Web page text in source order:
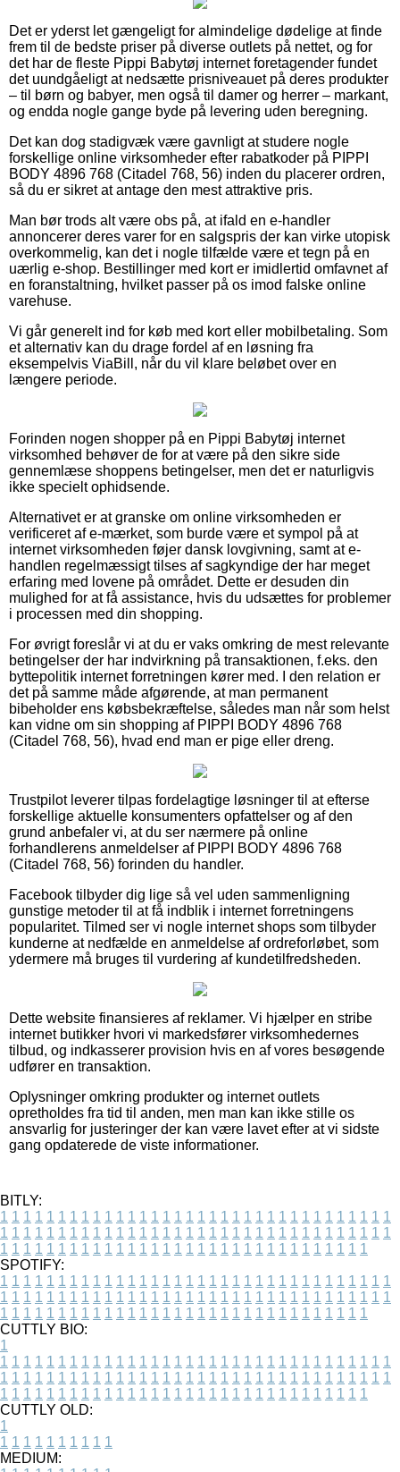
Det er yderst let gængeligt for almindelige dødelige at finde
frem til de bedste priser på diverse outlets på nettet, og for
det har de fleste Pippi Babytøj internet foretagender fundet
det uundgåeligt at nedsætte prisniveauet på deres produkter
– til børn og babyer, men også til damer og herrer – markant,
og endda nogle gange byde på levering uden beregning.
Det kan dog stadigvæk være gavnligt at studere nogle
forskellige online virksomheder efter rabatkoder på PIPPI
BODY 4896 768 (Citadel 768, 56) inden du placerer ordren,
så du er sikret at antage den mest attraktive pris.
Man bør trods alt være obs på, at ifald en e-handler
annoncerer deres varer for en salgspris der kan virke utopisk
overkommelig, kan det i nogle tilfælde være et tegn på en
uærlig e-shop. Bestillinger med kort er imidlertid omfavnet af
en foranstaltning, hvilket passer på os imod falske online
varehuse.
Vi går generelt ind for køb med kort eller mobilbetaling. Som
et alternativ kan du drage fordel af en løsning fra
eksempelvis ViaBill, når du vil klare beløbet over en
længere periode.
Forinden nogen shopper på en Pippi Babytøj internet
virksomhed behøver de for at være på den sikre side
gennemlæse shoppens betingelser, men det er naturligvis
ikke specielt ophidsende.
Alternativet er at granske om online virksomheden er
verificeret af e-mærket, som burde være et sympol på at
internet virksomheden føjer dansk lovgivning, samt at e-
handlen regelmæssigt tilses af sagkyndige der har meget
erfaring med lovene på området. Dette er desuden din
mulighed for at få assistance, hvis du udsættes for problemer
i processen med din shopping.
For øvrigt foreslår vi at du er vaks omkring de mest relevante
betingelser der har indvirkning på transaktionen, f.eks. den
byttepolitik internet forretningen kører med. I den relation er
det på samme måde afgørende, at man permanent
bibeholder ens købsbekræftelse, således man når som helst
kan vidne om sin shopping af PIPPI BODY 4896 768
(Citadel 768, 56), hvad end man er pige eller dreng.
Trustpilot leverer tilpas fordelagtige løsninger til at efterse
forskellige aktuelle konsumenters opfattelser og af den
grund anbefaler vi, at du ser nærmere på online
forhandlerens anmeldelser af PIPPI BODY 4896 768
(Citadel 768, 56) forinden du handler.
Facebook tilbyder dig lige så vel uden sammenligning
gunstige metoder til at få indblik i internet forretningens
popularitet. Tilmed ser vi nogle internet shops som tilbyder
kunderne at nedfælde en anmeldelse af ordreforløbet, som
ydermere må bruges til vurdering af kundetilfredsheden.
Dette website finansieres af reklamer. Vi hjælper en stribe
internet butikker hvori vi markedsfører virksomhedernes
tilbud, og indkasserer provision hvis en af vores besøgende
udfører en transaktion.
Oplysninger omkring produkter og internet outlets
opretholdes fra tid til anden, men man kan ikke stille os
ansvarlig for justeringer der kan være lavet efter at vi sidste
gang opdaterede de viste informationer.
BITLY:
1 1 1 1 1 1 1 1 1 1 1 1 1 1 1 1 1 1 1 1 1 1 1 1 1 1 1 1 1 1 1 1 1 1
1 1 1 1 1 1 1 1 1 1 1 1 1 1 1 1 1 1 1 1 1 1 1 1 1 1 1 1 1 1 1 1 1 1
1 1 1 1 1 1 1 1 1 1 1 1 1 1 1 1 1 1 1 1 1 1 1 1 1 1 1 1 1 1 1 1
SPOTIFY:
1 1 1 1 1 1 1 1 1 1 1 1 1 1 1 1 1 1 1 1 1 1 1 1 1 1 1 1 1 1 1 1 1 1
1 1 1 1 1 1 1 1 1 1 1 1 1 1 1 1 1 1 1 1 1 1 1 1 1 1 1 1 1 1 1 1 1 1
1 1 1 1 1 1 1 1 1 1 1 1 1 1 1 1 1 1 1 1 1 1 1 1 1 1 1 1 1 1 1 1
CUTTLY BIO:
1
1 1 1 1 1 1 1 1 1 1 1 1 1 1 1 1 1 1 1 1 1 1 1 1 1 1 1 1 1 1 1 1 1 1
1 1 1 1 1 1 1 1 1 1 1 1 1 1 1 1 1 1 1 1 1 1 1 1 1 1 1 1 1 1 1 1 1 1
1 1 1 1 1 1 1 1 1 1 1 1 1 1 1 1 1 1 1 1 1 1 1 1 1 1 1 1 1 1 1 1
CUTTLY OLD:
1
1 1 1 1 1 1 1 1 1 1
MEDIUM: